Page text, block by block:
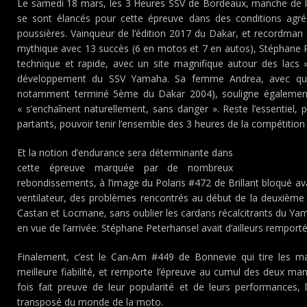
Le samedi 18 mars, les 3 Heures SSV de Bordeaux, manche
se sont élancés pour cette épreuve dans des conditions
poussières. Vainqueur de l’édition 2017 du Dakar, et
mythique avec 13 succès (6 en motos et 7 en autos), Stéphane
technique et rapide, avec un site magnifique autour des lacs
développement du SSV Yamaha. Sa femme Andrea, avec
notamment terminé 5ème du Dakar 2004), souligne
« s’enchaînent naturellement, sans danger ». Reste
partants, pouvoir tenir l’ensemble des 3 heures de la compétition
Et la notion d’endurance sera déterminante dans
cette épreuve marquée par de nombreux
rebondissements, à l’image du Polaris #472 de Brillant bloqué
ventilateur, des problèmes rencontrés au début de la
Castan et Locmane, sans oublier les cardans récalcitrants du
en vue de l’arrivée. Stéphane Peterhansel avait d’ailleurs
Finalement, c’est le Can-Am #449 de Bonnevie qui tire les
meilleure fiabilité, et remporte l’épreuve au cumul des deux
fois fait preuve de leur popularité et de leurs
transposé du monde de la moto.